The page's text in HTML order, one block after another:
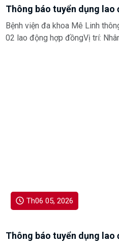
Thông báo tuyển dụng lao
Bệnh viện đa khoa Mê Linh
02 lao động hợp đồngVị trí:
Th06 05, 2026
Thông báo tuyển dụng lao